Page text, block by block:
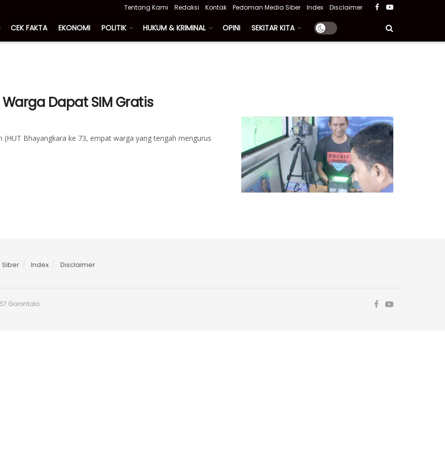
Tentang Kami Redaksi Kontak Pedoman Media Siber Index Disclaimer
CEK FAKTA EKONOMI POLITIK HUKUM & KRIMINAL OPINI SEKITAR KITA
Dapat SIM Gratis
Bhayangkara ke 73, empat warga yang tengah mengurus
Index Disclaimer
Gorontalo